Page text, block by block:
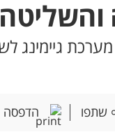
והשליטה
גיימינג
שתפו הדפסה